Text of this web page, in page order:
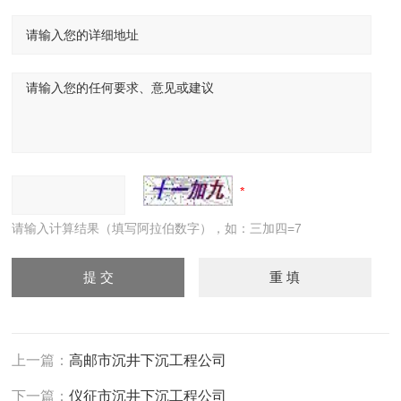
请输入计算结果（填写阿拉伯数字），如：三加四=7
上一篇：高邮市沉井下沉工程公司
下一篇：仪征市沉井下沉工程公司